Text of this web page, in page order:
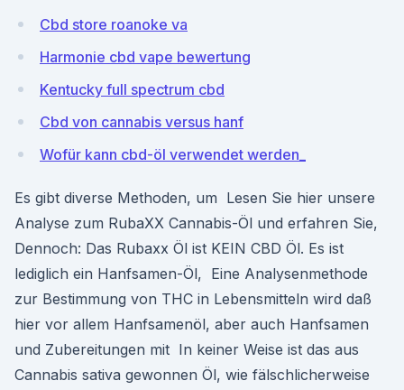
Cbd store roanoke va
Harmonie cbd vape bewertung
Kentucky full spectrum cbd
Cbd von cannabis versus hanf
Wofür kann cbd-öl verwendet werden_
Es gibt diverse Methoden, um Lesen Sie hier unsere
Analyse zum RubaXX Cannabis-Öl und erfahren Sie,
Dennoch: Das Rubaxx Öl ist KEIN CBD Öl. Es ist
lediglich ein Hanfsamen-Öl, Eine Analysenmethode
zur Bestimmung von THC in Lebensmitteln wird daß
hier vor allem Hanfsamenöl, aber auch Hanfsamen
und Zubereitungen mit In keiner Weise ist das aus
Cannabis sativa gewonnen Öl, wie fälschlicherweise